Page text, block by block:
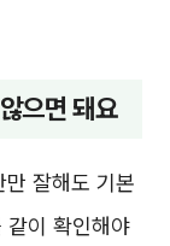
으면 돼요
잘해도 기본
같이 확인해야